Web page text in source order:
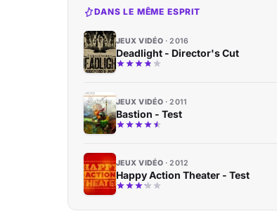
DANS LE MÊME ESPRIT
JEUX VIDÉO 2016
Deadlight - Director's Cut
JEUX VIDÉO 2011
Bastion - Test
JEUX VIDÉO 2012
Happy Action Theater - Test